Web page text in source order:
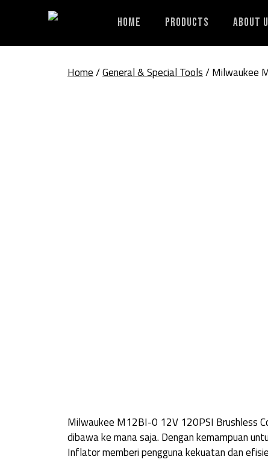
Home Products About
Home/General & Special Tools/ Milwaukee
Milwaukee M12BI-0 12V 120PSI Brushless
dibawa ke mana saja. Dengan kemampuan
Inflator memberi pengguna kekuatan dan